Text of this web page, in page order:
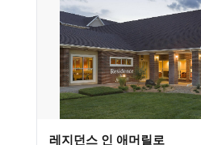
레지던스 인 애머릴로